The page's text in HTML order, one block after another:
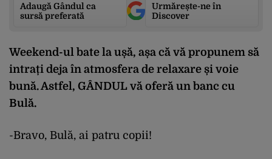
Adaugă Gândul ca
sursă preferată
Urmărește-ne în
Discover
Weekend-ul bate la ușă, așa că vă propunem să
intrați deja în atmosfera de relaxare și voie
bună. Astfel, GÂNDUL vă oferă un banc cu
Bulă.
-Bravo, Bulă, ai patru copii!